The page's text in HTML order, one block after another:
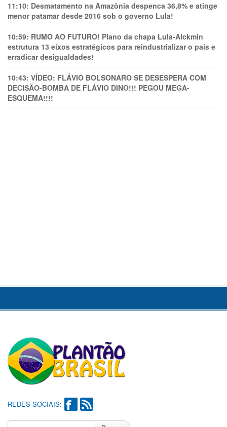
11:10: Desmatamento na Amazônia despenca 36,8% e atinge
menor patamar desde 2016 sob o governo Lula!
10:59: RUMO AO FUTURO! Plano da chapa Lula-Alckmin
estrutura 13 eixos estratégicos para reindustrializar o país e
erradicar desigualdades!
10:43: VÍDEO: FLÁVIO BOLSONARO SE DESESPERA COM
DECISÃO-BOMBA DE FLÁVIO DINO!!! PEGOU MEGA-
ESQUEMA!!!!
REDES SOCIAIS: